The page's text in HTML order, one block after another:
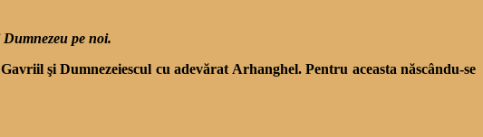
pe noi.
şi Dumnezeiescul cu adevărat Arhanghel. Pentru aceasta născându-se